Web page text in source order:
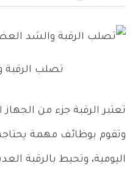
تصلب
تعتبر الرقبة جزء من
وتقوم بوظائف مهمة
اليومية، وتحيط بالرقبة